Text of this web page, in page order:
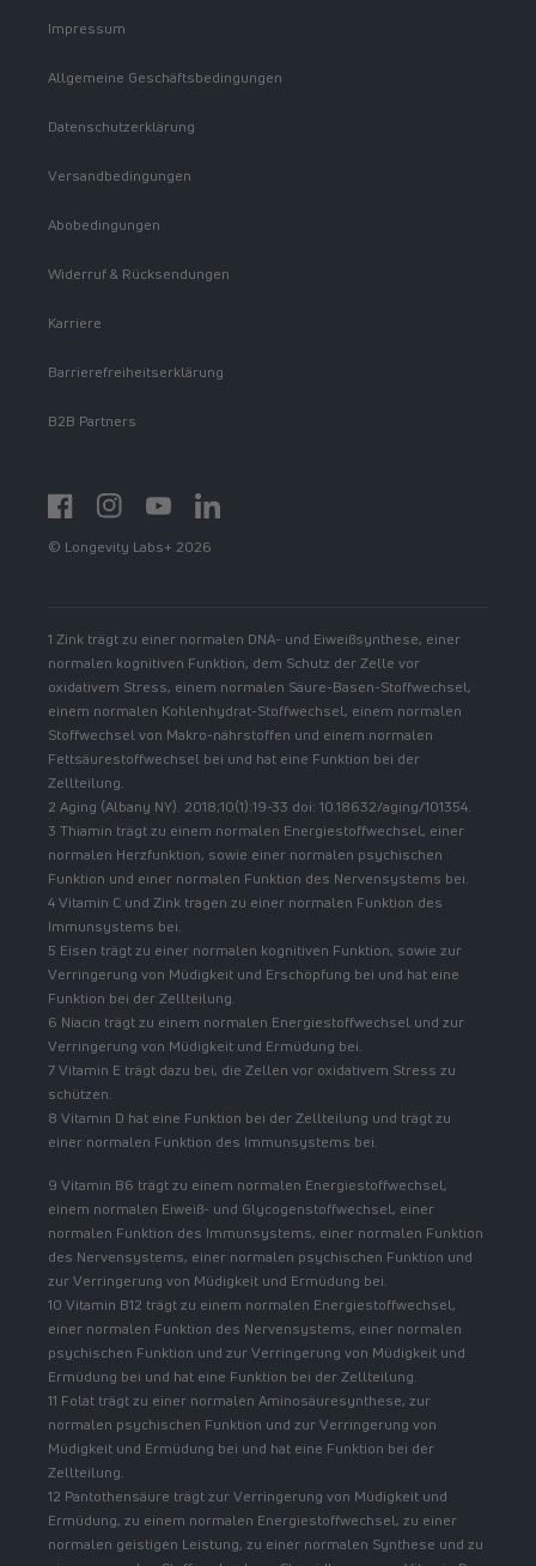
Impressum
Allgemeine Geschäftsbedingungen
Datenschutzerklärung
Versandbedingungen
Abobedingungen
Widerruf & Rücksendungen
Karriere
Barrierefreiheitserklärung
B2B Partners
FacebookInstagramYouTubehttps://www.linkedin.com/showcase/
© Longevity Labs+ 2026
1 Zink trägt zu einer normalen DNA- und Eiweißsynthese, einer
normalen kognitiven Funktion, dem Schutz der Zelle vor
oxidativem Stress, einem normalen Säure-Basen-Stoffwechsel,
einem normalen Kohlenhydrat-Stoffwechsel, einem normalen
Stoffwechsel von Makro-nährstoffen und einem normalen
Fettsäurestoffwechsel bei und hat eine Funktion bei der
Zellteilung.
2 Aging (Albany NY). 2018;10(1):19-33 doi: 10.18632/aging/101354.
3 Thiamin trägt zu einem normalen Energiestoffwechsel, einer
normalen Herzfunktion, sowie einer normalen psychischen
Funktion und einer normalen Funktion des Nervensystems bei.
4 Vitamin C und Zink tragen zu einer normalen Funktion des
Immunsystems bei.
5 Eisen trägt zu einer normalen kognitiven Funktion, sowie zur
Verringerung von Müdigkeit und Erschöpfung bei und hat eine
Funktion bei der Zellteilung.
6 Niacin trägt zu einem normalen Energiestoffwechsel und zur
Verringerung von Müdigkeit und Ermüdung bei.
7 Vitamin E trägt dazu bei, die Zellen vor oxidativem Stress zu
schützen.
8 Vitamin D hat eine Funktion bei der Zellteilung und trägt zu
einer normalen Funktion des Immunsystems bei.
9 Vitamin B6 trägt zu einem normalen Energiestoffwechsel,
einem normalen Eiweiß- und Glycogenstoffwechsel, einer
normalen Funktion des Immunsystems, einer normalen Funktion
des Nervensystems, einer normalen psychischen Funktion und
zur Verringerung von Müdigkeit und Ermüdung bei.
10 Vitamin B12 trägt zu einem normalen Energiestoffwechsel,
einer normalen Funktion des Nervensystems, einer normalen
psychischen Funktion und zur Verringerung von Müdigkeit und
Ermüdung bei und hat eine Funktion bei der Zellteilung.
11 Folat trägt zu einer normalen Aminosäuresynthese, zur
normalen psychischen Funktion und zur Verringerung von
Müdigkeit und Ermüdung bei und hat eine Funktion bei der
Zellteilung.
12 Pantothensäure trägt zur Verringerung von Müdigkeit und
Ermüdung, zu einem normalen Energiestoffwechsel, zu einer
normalen geistigen Leistung, zu einer normalen Synthese und zu